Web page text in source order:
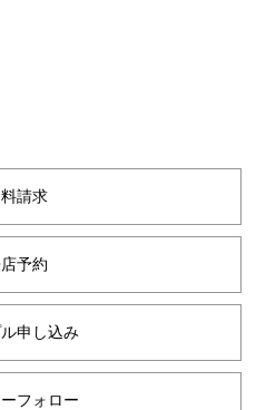
請求
予約
申し込み
フォロー